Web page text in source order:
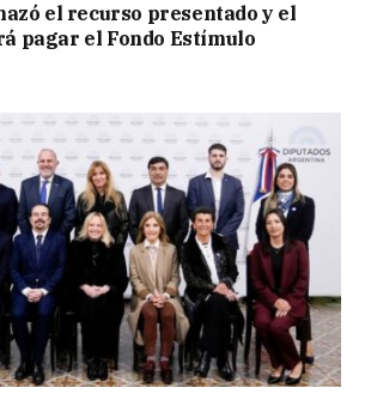
el recurso presentado y el
pagar el Fondo Estímulo